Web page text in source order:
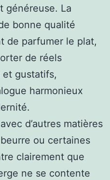
généreuse. La
bonne qualité
de parfumer le plat,
de réels
gustatifs,
harmonieux
d’autres matières
ou certaines
clairement que
ne se contente